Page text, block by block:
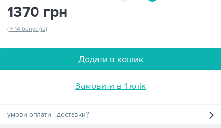
1370 грн
( + 14 бонус (ів)
Додати в кошик
Замовити в 1 клік
умови оплати і доставки?